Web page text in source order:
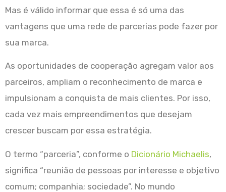
Mas é válido informar que essa é só uma das
vantagens que uma rede de parcerias pode fazer por
sua marca.
As oportunidades de cooperação agregam valor aos
parceiros, ampliam o reconhecimento de marca e
impulsionam a conquista de mais clientes. Por isso,
cada vez mais empreendimentos que desejam
crescer buscam por essa estratégia.
O termo “parceria”, conforme o Dicionário Michaelis,
significa “reunião de pessoas por interesse e objetivo
comum; companhia; sociedade”. No mundo